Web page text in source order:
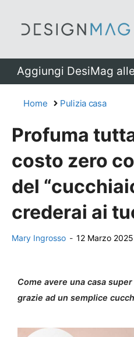
Aggiungi DesiMag
Home Pulizia casa
Profuma
costo zero
del
crederai ai
Mary Ingrosso - 12 Marzo 2025
Come avere una casa
grazie ad un semplice